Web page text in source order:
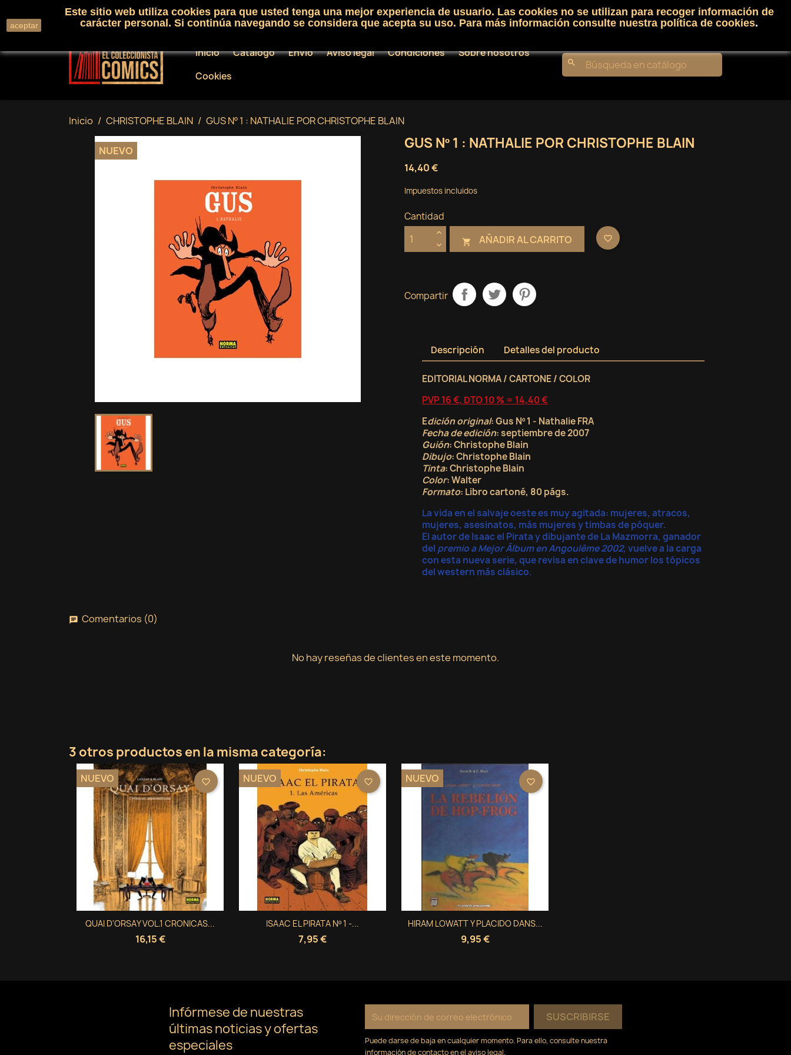
Llámenos:+34 91 530 01 33 Iniciar sesión shopping_cartCarrito(0)
Inicio Catálogo Envío Aviso legal Condiciones
Sobre nosotros
Cookies
search
Inicio CHRISTOPHE BLAIN GUS Nº 1 : NATHALIE POR CHRISTOPHE BLAIN
NUEVO GUS Nº 1 : NATHALIE POR CHRISTOPHE BLAIN
14,40 €
Impuestos incluidos
Cantidad
 AÑADIR AL CARRITO favorite_border
Compartir
Descripción Detalles del producto
EDITORIAL NORMA / CARTONE / COLOR
PVP 16 €, DTO 10 % = 14,40 €
Edición original: Gus Nº 1 - Nathalie FRA
Fecha de edición: septiembre de 2007
Guión: Christophe Blain
Dibujo: Christophe Blain
Tinta: Christophe Blain
Color: Walter
Formato: Libro cartoné, 80 págs.
La vida en el salvaje oeste es muy agitada: mujeres, atracos,
mujeres, asesinatos, más mujeres y timbas de póquer.
El autor de Isaac el Pirata y dibujante de La Mazmorra, ganador
del premio a Mejor Álbum en Angoulême 2002, vuelve a la carga
con esta nueva serie, que revisa en clave de humor los tópicos
del western más clásico.
chat Comentarios (0)
No hay reseñas de clientes en este momento.
3 otros productos en la misma categoría:
QUAI D'ORSAY VOL.1 CRONICAS...
16,15 €
NUEVO
Vista rápida
favorite_border
ISAAC EL PIRATA Nº 1 -...
7,95 €
NUEVO
Vista rápida
favorite_border
HIRAM LOWATT Y PLACIDO DANS...
9,95 €
NUEVO
Vista rápida
favorite_border
Infórmese de nuestras
últimas noticias y ofertas
especiales
Puede darse de baja en cualquier momento. Para ello, consulte nuestra
información de contacto en el aviso legal.
aceptar
Este sitio web utiliza cookies para que usted tenga una mejor experiencia de usuario. Las cookies no se utilizan para recoger información de
carácter personal. Si continúa navegando se considera que acepta su uso. Para más información consulte nuestra política de cookies.